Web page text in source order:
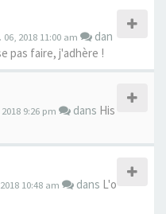
2018 11:00 am
dan
pas faire, j'adhère !
9:26 pm dans His
10:48 am dans L'o